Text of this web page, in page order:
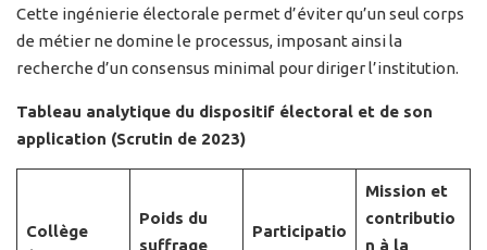
Cette ingénierie électorale permet d’éviter qu’un seul corps
de métier ne domine le processus, imposant ainsi la
recherche d’un consensus minimal pour diriger l’institution.
Tableau analytique du dispositif électoral et de son
application (Scrutin de 2023)
Collège
Poids du
suffrage
Participatio
Mission et
contributio
n à la